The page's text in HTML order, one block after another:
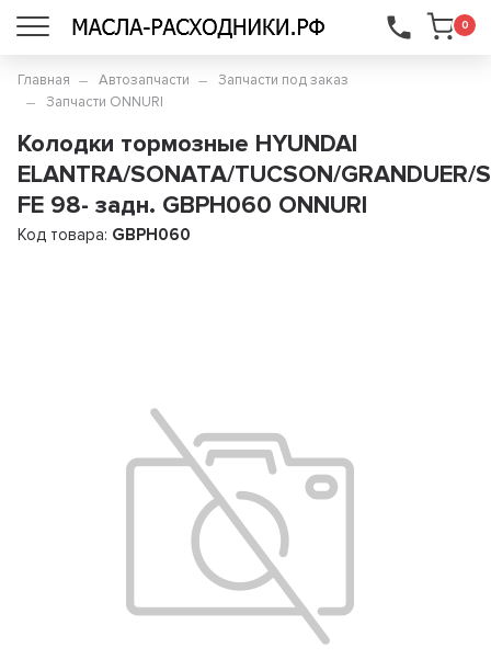
0
...
Главная Автозапчасти
Запчасти под заказ
Запчасти ONNURI
Колодки тормозные HYUNDAI
ELANTRA/SONATA/TUCSON/GRANDUER/
FE 98- задн. GBPH060 ONNURI
Код товара: GBPH060